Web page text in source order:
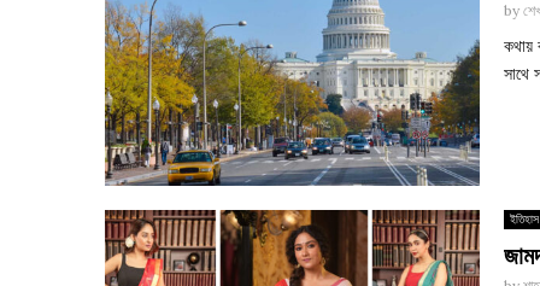
by
কথায়
সাথে
ইতিহাস